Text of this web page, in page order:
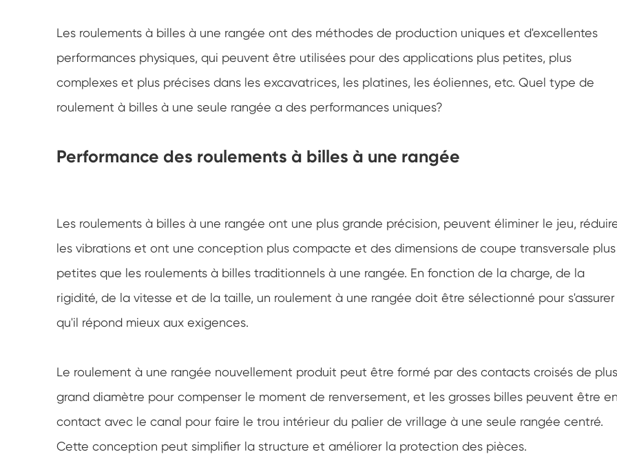
Palier de traîneau d'excavateur Roulement de roulement de grue
Palier de traîneau personnalisé Worm Gear Slew Drive
Les roulements à billes à une rangée ont des méthodes de production uniques et d'excellentes
performances physiques, qui peuvent être utilisées pour des applications plus petites, plus
complexes et plus précises dans les excavatrices, les platines, les éoliennes, etc. Quel type de
roulement à billes à une seule rangée a des performances uniques?
Performance des roulements à billes à une rangée
Les roulements à billes à une rangée ont une plus grande précision, peuvent éliminer le jeu,
les vibrations et ont une conception plus compacte et des dimensions de coupe transversale plus
petites que les roulements à billes traditionnels à une rangée. En fonction de la charge, de la
rigidité, de la vitesse et de la taille, un roulement à une rangée doit être sélectionné pour s'assurer
qu'il répond mieux aux exigences.
Le roulement à une rangée nouvellement produit peut être formé par des contacts croisés de plus
grand diamètre pour compenser le moment de renversement, et les grosses billes peuvent être en
contact avec le canal pour faire le trou intérieur du palier de vrillage à une seule rangée centré.
Cette conception peut simplifier la structure et améliorer la protection des pièces.